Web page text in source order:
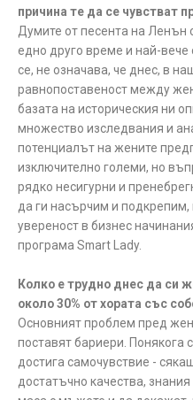
причина те да се чувстват
Думите от песента на Ленън
едно друго време и най-вече
се, не означава, че днес, в
равнопоставеност между
базата на историческия ни
множество изследвания и
потенциалът на жените
изключително големи, но
рядко несигурни и
да ги насърчим и
увереност в бизнес
програма Smart Lady.
Колко е трудно днес да си
около 30% от хората със
Основният проблем пред
поставят бариери. Понякога
достига самочувствие -
достатъчно качества,